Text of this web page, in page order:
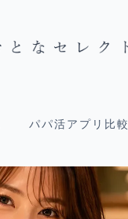
パパ活アプリ比較